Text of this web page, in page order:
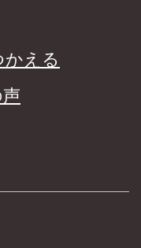
かえる